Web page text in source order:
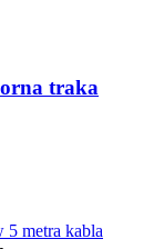
traka